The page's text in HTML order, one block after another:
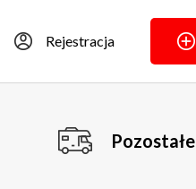
Rejestracja
Pozostałe